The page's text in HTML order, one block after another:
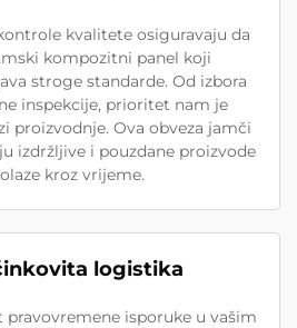
kvalitete osiguravaju da
kompozitni panel koji
stroge standarde. Od izbora
inspekcije, prioritet nam je
proizvodnje. Ova obveza jamči
izdržljive i pouzdane proizvode
kroz vrijeme.
logistika
pravovremene isporuke u vašim